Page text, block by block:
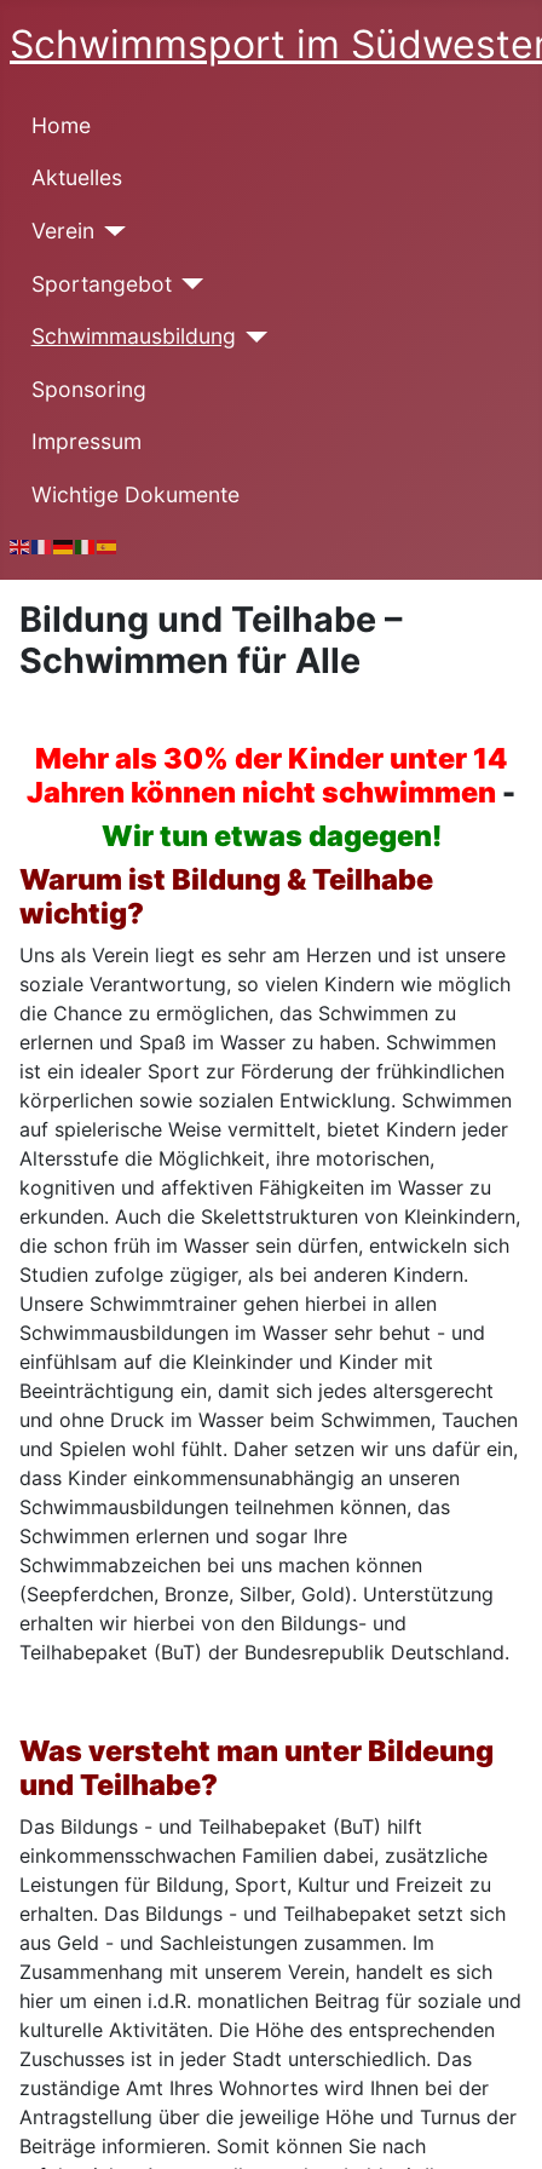
Schwimmsport im
Home
Aktuelles
Verein
Sportangebot
Schwimmausbildung
Sponsoring
Impressum
Wichtige Dokumente
Bildung und Teilhabe –
Schwimmen für Alle
Mehr als 30% der Kinder unter 14
Jahren können nicht schwimmen -
Wir tun etwas dagegen!
Warum ist Bildung & Teilhabe
wichtig?
Uns als Verein liegt es sehr am Herzen und ist unsere
soziale Verantwortung, so vielen Kindern wie möglich
die Chance zu ermöglichen, das Schwimmen zu
erlernen und Spaß im Wasser zu haben. Schwimmen
ist ein idealer Sport zur Förderung der frühkindlichen
körperlichen sowie sozialen Entwicklung. Schwimmen
auf spielerische Weise vermittelt, bietet Kindern jeder
Altersstufe die Möglichkeit, ihre motorischen,
kognitiven und affektiven Fähigkeiten im Wasser zu
erkunden. Auch die Skelettstrukturen von Kleinkindern,
die schon früh im Wasser sein dürfen, entwickeln sich
Studien zufolge zügiger, als bei anderen Kindern.
Unsere Schwimmtrainer gehen hierbei in allen
Schwimmausbildungen im Wasser sehr behut - und
einfühlsam auf die Kleinkinder und Kinder mit
Beeinträchtigung ein, damit sich jedes altersgerecht
und ohne Druck im Wasser beim Schwimmen, Tauchen
und Spielen wohl fühlt. Daher setzen wir uns dafür ein,
dass Kinder einkommensunabhängig an unseren
Schwimmausbildungen teilnehmen können, das
Schwimmen erlernen und sogar Ihre
Schwimmabzeichen bei uns machen können
(Seepferdchen, Bronze, Silber, Gold). Unterstützung
erhalten wir hierbei von den Bildungs- und
Teilhabepaket (BuT) der Bundesrepublik Deutschland.
Was versteht man unter Bildeung
und Teilhabe?
Das Bildungs - und Teilhabepaket (BuT) hilft
einkommensschwachen Familien dabei, zusätzliche
Leistungen für Bildung, Sport, Kultur und Freizeit zu
erhalten. Das Bildungs - und Teilhabepaket setzt sich
aus Geld - und Sachleistungen zusammen. Im
Zusammenhang mit unserem Verein, handelt es sich
hier um einen i.d.R. monatlichen Beitrag für soziale und
kulturelle Aktivitäten. Die Höhe des entsprechenden
Zuschusses ist in jeder Stadt unterschiedlich. Das
zuständige Amt Ihres Wohnortes wird Ihnen bei der
Antragstellung über die jeweilige Höhe und Turnus der
Beiträge informieren. Somit können Sie nach